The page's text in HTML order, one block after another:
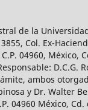
de la
Col. Ex-
04960, México,
D.C.G.
ambos
y Dr. Walter
04960 México,